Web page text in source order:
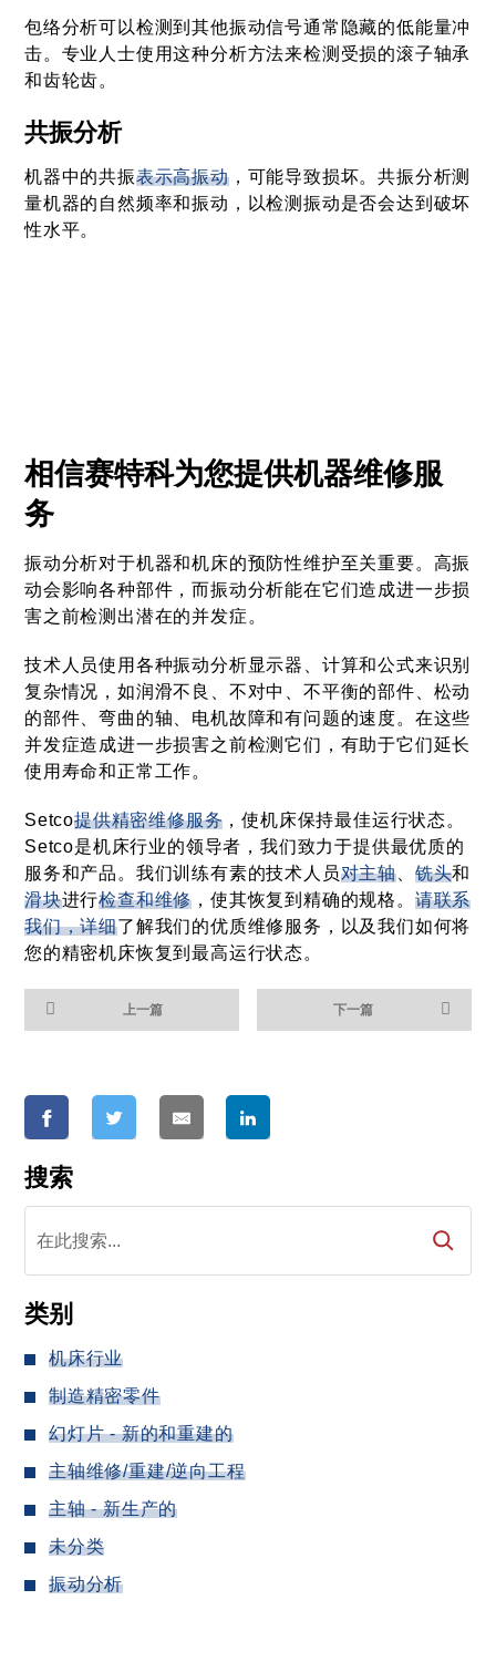
包络分析可以检测到其他振动信号通常隐藏的低能量冲
击。专业人士使用这种分析方法来检测受损的滚子轴承
和齿轮齿。
共振分析
机器中的共振表示高振动，可能导致损坏。共振分析测
量机器的自然频率和振动，以检测振动是否会达到破坏
性水平。
相信赛特科为您提供机器维修服
务
振动分析对于机器和机床的预防性维护至关重要。高振
动会影响各种部件，而振动分析能在它们造成进一步损
害之前检测出潜在的并发症。
技术人员使用各种振动分析显示器、计算和公式来识别
复杂情况，如润滑不良、不对中、不平衡的部件、松动
的部件、弯曲的轴、电机故障和有问题的速度。在这些
并发症造成进一步损害之前检测它们，有助于它们延长
使用寿命和正常工作。
Setco提供精密维修服务 ，使机床保持最佳运行状态。
Setco是机床行业的领导者，我们致力于提供最优质的
服务和产品。我们训练有素的技术人员对主轴 铣头和
滑块进行检查和维修 ，使其恢复到精确的规格。 请联系
我们，详细了解我们的优质维修服务，以及我们如何将
您的精密机床恢复到最高运行状态。
上一篇 下一篇
搜索
类别
机床行业
制造精密零件
幻灯片 - 新的和重建的
主轴维修/重建/逆向工程
主轴 - 新生产的
未分类
振动分析